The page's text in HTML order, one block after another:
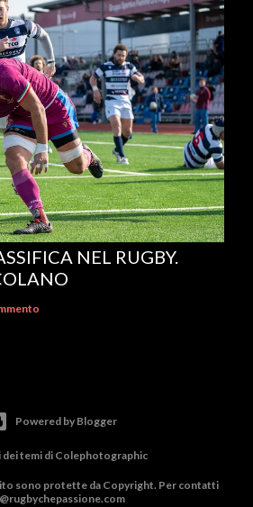
NEL RUGBY.
Powered by Blogger
dei temi di Colephotographic
sono protette da Copyright. Per contatti